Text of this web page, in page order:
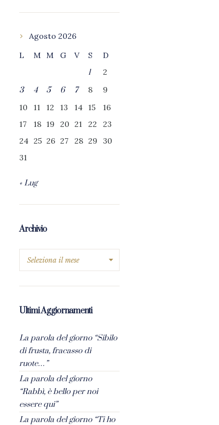
Agosto 2026
L
M M G V S
D
1
2
3
4 5 6 7 8
9
10
11 12 13 14 15
16
17
18 19 20 21 22
23
24 25 26 27 28 29
30
31
« Lug
Archivio
Ultimi Aggiornamenti
La parola del giorno “Sibilo
di frusta, fracasso di
ruote…”
La parola del giorno
“Rabbì, è bello per noi
essere qui”
La parola del giorno “Ti ho